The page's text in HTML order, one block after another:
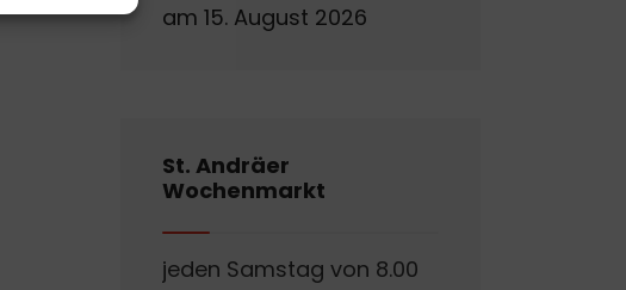
am 15. August 2026
St. Andräer
Wochenmarkt
jeden Samstag von 8.00